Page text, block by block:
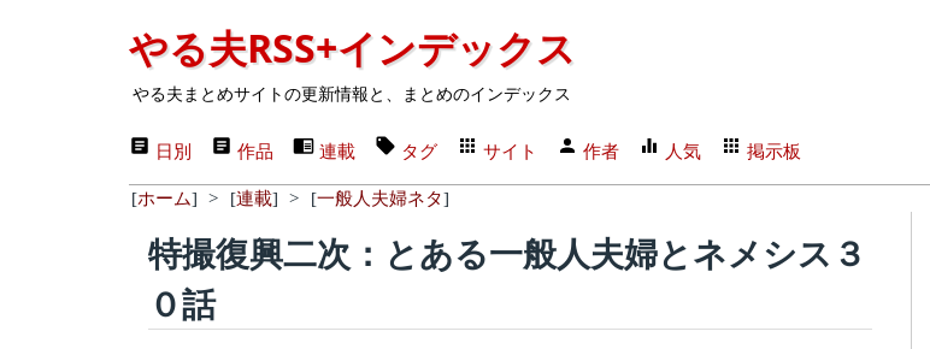
やる夫RSS+インデックス
やる夫まとめサイトの更新情報と、まとめのインデックス
日別 作品 連載 タグ サイト 作者 人気 掲示板
[ホーム] > [連載] > [一般人夫婦ネタ]
特撮復興二次：とある一般人夫婦とネメシス３
０話